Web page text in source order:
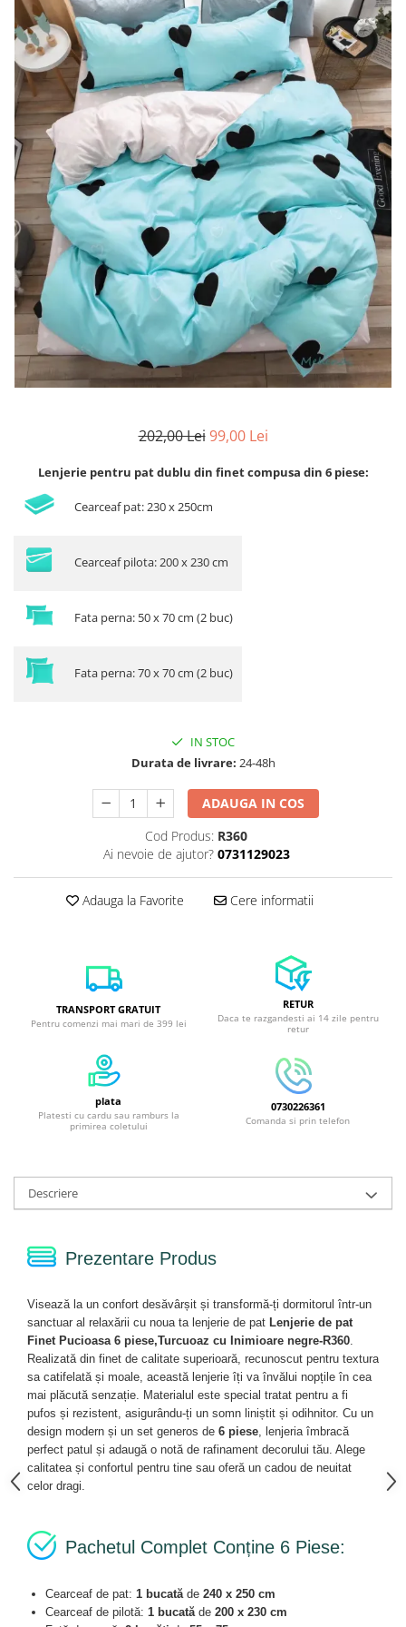
Lenjerii de pat Bumbac 100%
Lenjerii de pat Cocolino
Lenjerii de pat Finet + 2 Draperii
Lenjerii de pat Saten 4 piese cu
elastic
202,00 Lei 99,00 Lei
Lenjerie pentru pat dublu din finet compusa din 6 piese:
Cearceaf pat: 230 x 250cm
Cearceaf pilota: 200 x 230 cm
Fata perna: 50 x 70 cm (2 buc)
Fata perna: 70 x 70 cm (2 buc)
IN STOC
Durata de livrare: 24-48h
ADAUGA IN COS
Cod Produs: R360
Ai nevoie de ajutor? 0731129023
Adauga la Favorite Cere informatii
TRANSPORT GRATUIT
Pentru comenzi mai mari de 399 lei
RETUR
Daca te razgandesti ai 14 zile pentru
retur
plata
Platesti cu cardu sau ramburs la
primirea coletului
0730226361
Comanda si prin telefon
Descriere
Prezentare Produs
Visează la un confort desăvârșit și transformă-ți dormitorul într-un
sanctuar al relaxării cu noua ta lenjerie de pat Lenjerie de pat
Finet Pucioasa 6 piese,Turcuoaz cu Inimioare negre-R360.
Realizată din finet de calitate superioară, recunoscut pentru textura
sa catifelată și moale, această lenjerie îți va învălui nopțile în cea
mai plăcută senzație. Materialul este special tratat pentru a fi
pufos și rezistent, asigurându-ți un somn liniștit și odihnitor. Cu un
design modern și un set generos de 6 piese, lenjeria îmbracă
perfect patul și adaugă o notă de rafinament decorului tău. Alege
calitatea și confortul pentru tine sau oferă un cadou de neuitat
celor dragi.
Pachetul Complet Conține 6 Piese:
Cearceaf de pat: 1 bucată de 240 x 250 cm
Cearceaf de pilotă: 1 bucată de 200 x 230 cm